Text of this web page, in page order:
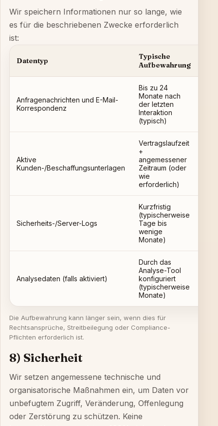
Wir speichern Informationen nur so lange, wie
es für die beschriebenen Zwecke erforderlich
ist:
Datentyp
Typische
Aufbewahrung
Anfragenachrichten und E-Mail-
Korrespondenz
Bis zu 24
Monate nach
der letzten
Interaktion
(typisch)
Aktive
Kunden-/Beschaffungsunterlagen
Vertragslaufzeit
+
angemessener
Zeitraum (oder
wie
erforderlich)
Sicherheits-/Server-Logs
Kurzfristig
(typischerweise
Tage bis
wenige
Monate)
Analysedaten (falls aktiviert)
Durch das
Analyse-Tool
konfiguriert
(typischerweise
Monate)
Die Aufbewahrung kann länger sein, wenn dies für
Rechtsansprüche, Streitbeilegung oder Compliance-
Pflichten erforderlich ist.
8) Sicherheit
Wir setzen angemessene technische und
organisatorische Maßnahmen ein, um Daten vor
unbefugtem Zugriff, Veränderung, Offenlegung
oder Zerstörung zu schützen. Keine